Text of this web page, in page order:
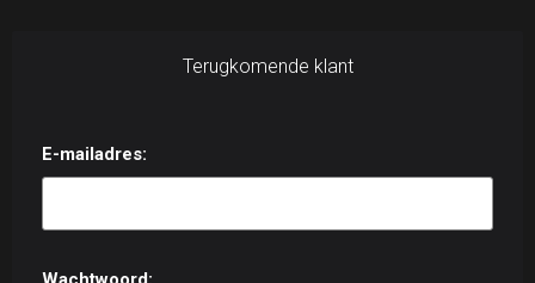
Terugkomende klant
E-mailadres: